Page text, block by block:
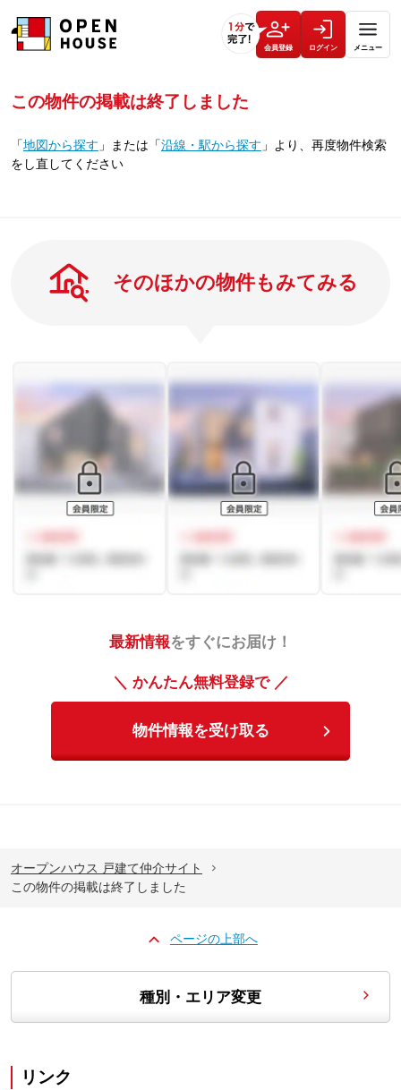
会員登録 ログイン メニュー
この物件の掲載は終了しました
「地図から探す 」 または 「沿線・駅から探す 」 より、再度物件検索
をし直してください
そのほかの物件もみてみる
最新情報をすぐにお届け！
＼ かんたん無料登録で ／
物件情報を受け取る
オープンハウス 戸建て仲介サイト
この物件の掲載は終了しました
ページの上部へ
種別・エリア変更
リンク